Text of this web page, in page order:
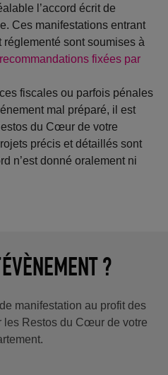
l’accord écrit de
Ces manifestations entrant
sont soumises à
fixées par
fiscales ou parfois pénales
mal préparé, il est
du Cœur de votre
précis et détaillés sont
n’est donné oralement ni
?
manifestation au profit des
les Restos du Cœur de votre